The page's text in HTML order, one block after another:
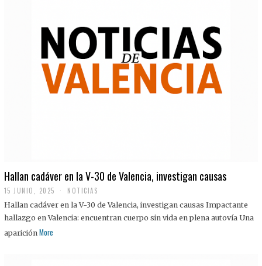
Hallan cadáver en la V-30 de Valencia, investigan causas
15 JUNIO, 2025 NOTICIAS
Hallan cadáver en la V-30 de Valencia, investigan causas Impactante
hallazgo en Valencia: encuentran cuerpo sin vida en plena autovía Una
aparición More